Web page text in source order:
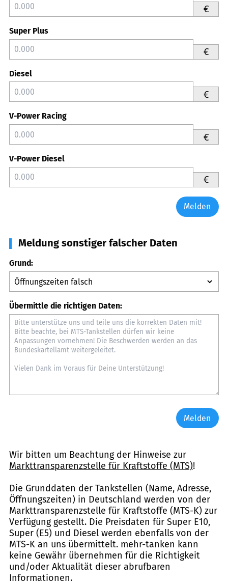
€
Super Plus
€
Diesel
€
V-Power Racing
€
V-Power Diesel
€
Melden
Meldung sonstiger falscher Daten
Grund:
Übermittle die richtigen Daten:
Melden
Wir bitten um Beachtung der Hinweise zur
Markttransparenzstelle für Kraftstoffe (MTS)!
Die Grunddaten der Tankstellen (Name, Adresse,
Öffnungszeiten) in Deutschland werden von der
Markttransparenzstelle für Kraftstoffe (MTS-K) zur
Verfügung gestellt. Die Preisdaten für Super E10,
Super (E5) und Diesel werden ebenfalls von der
MTS-K an uns übermittelt. mehr-tanken kann
keine Gewähr übernehmen für die Richtigkeit
und/oder Aktualität dieser abrufbaren
Informationen.